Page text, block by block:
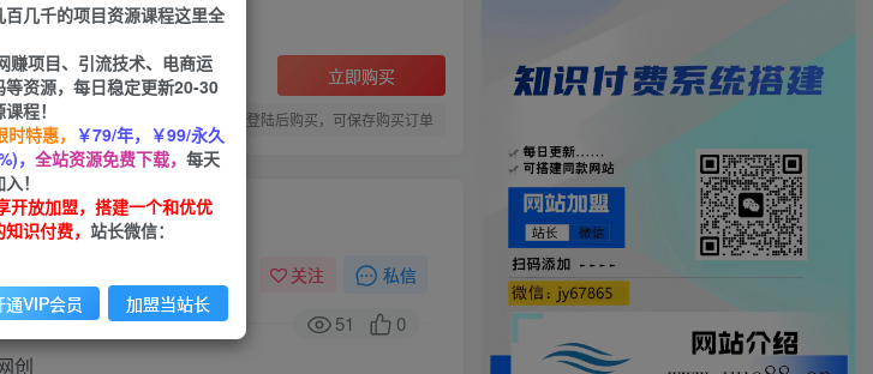
立即购买
您当前未登录！建议登陆后购买，可保存购买订单
秘
关注 私信
51 0
几千的项目资源课程这里全
赚项目、引流技术、电商运
等资源，每日稳定更新20-30
程！
时特惠， ￥79/年，￥99/永久
， 全站资源免费下载， 每天
！
开放加盟，搭建一个和优优
识付费， 站长微信：
通VIP会员 加盟当站长